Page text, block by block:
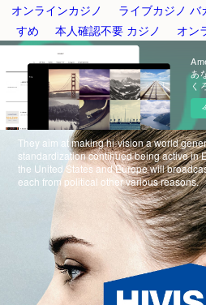
オンラインカジノ ライブカジノ バ
すめ
本人確認不要 カジノ オン
あ
く